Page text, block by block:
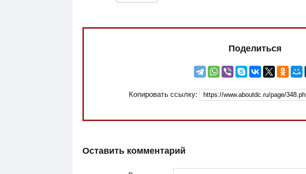
Поделиться
Копировать ссылку:
Оставить комментарий